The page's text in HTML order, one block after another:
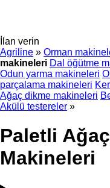
İlan verin
Agriline » Orman
makineleri Dal öğütme
Odun yarma makineleri
parçalama makineleri
Ağaç dikme makineleri
Akülü testereler »
Paletli
Makineleri